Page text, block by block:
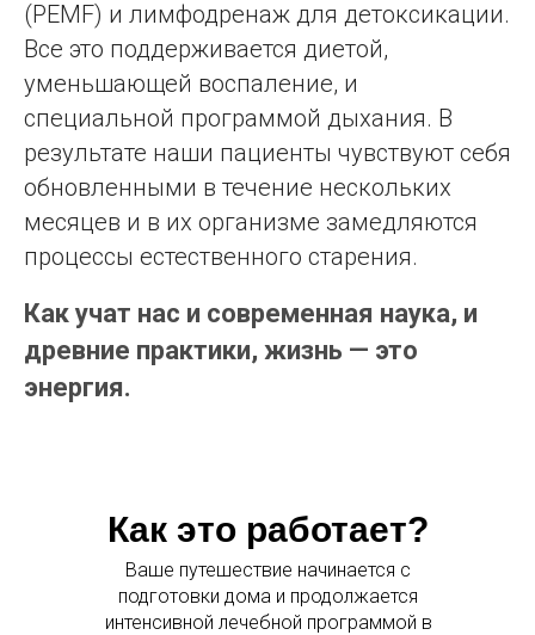
(PEMF) и лимфодренаж для детоксикации.
Все это поддерживается диетой,
уменьшающей воспаление, и
специальной программой дыхания. В
результате наши пациенты чувствуют себя
обновленными в течение нескольких
месяцев и в их организме замедляются
процессы естественного старения.
Как учат нас и современная наука, и
древние практики, жизнь — это
энергия.
Как это работает?
Ваше путешествие начинается с
подготовки дома и продолжается
интенсивной лечебной программой в